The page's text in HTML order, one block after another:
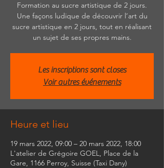
Formation au sucre artistique de 2 jours.
Une façons ludique de découvrir l’art du
sucre artistique en 2 jours, tout en réalisant
un sujet de ses propres mains.
Les inscriptions sont closes
Voir autres événements
Heure et lieu
19 mars 2022, 09:00 – 20 mars 2022, 18:00
L'atelier de Grégoire GOEL, Place de la
Gare, 1166 Perroy, Suisse (Taxi Dany)